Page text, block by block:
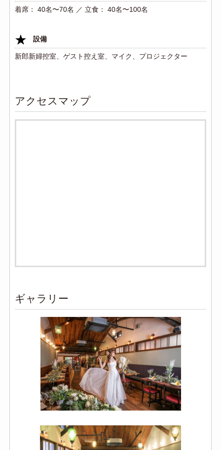
着席： 40名〜70名 ／ 立食： 40名〜100名
設備
新郎新婦控室、ゲスト控え室、マイク、プロジェクター
アクセスマップ
ギャラリー